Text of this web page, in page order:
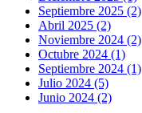
Septiembre 2025 (2)
Abril 2025 (2)
Noviembre 2024 (2)
Octubre 2024 (1)
Septiembre 2024 (1)
Julio 2024 (5)
Junio 2024 (2)